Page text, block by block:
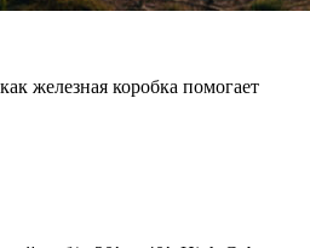
железная коробка помогает